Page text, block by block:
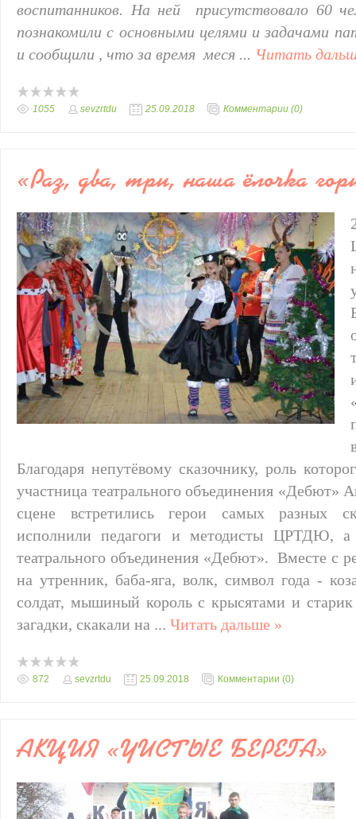
воспитанников. На ней присутствовало 60
познакомили с основными целями и задачами
и сообщили , что за время меся ... Читать
1055 sevzrtdu 25.09.2018 Комментарии (0)
«Раз, два, три, наша ёлочка
Благодаря непутёвому сказочнику, роль
участница театрального объединения «Дебют»
сцене встретились герои самых разных
исполнили педагоги и методисты ЦРТДЮ, а
театрального объединения «Дебют». Вместе с
на утренник, баба-яга, волк, символ года -
солдат, мышиный король с крысятами и старик
загадки, скакали на ... Читать дальше »
872 sevzrtdu 25.09.2018 Комментарии (0)
АКЦИЯ «ЧИСТЫЕ БЕРЕГА»